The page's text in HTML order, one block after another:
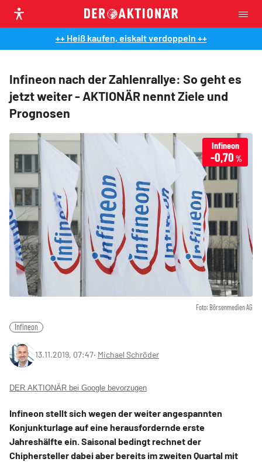
++ Heiß kaufen, eiskalt verdoppeln ++
Infineon nach der Zahlenrallye: So geht es
jetzt weiter - AKTIONÄR nennt Ziele und
Prognosen
Foto: Börsenmedien AG
Infineon
-0,70 %
Infineon
13.11.2019, 07:47‧ Michael Schröder
DER AKTIONÄR bei Google bevorzugen
Infineon stellt sich wegen der weiter angespannten
Konjunkturlage auf eine herausfordernde erste
Jahreshälfte ein. Saisonal bedingt rechnet der
Chiphersteller dabei aber bereits im zweiten Quartal mit